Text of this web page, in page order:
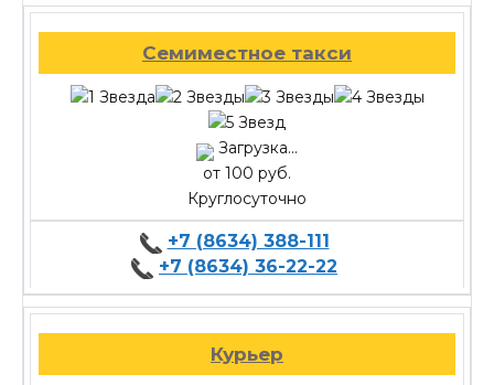
Семиместное такси
Загрузка...
от 100 руб.
Круглосуточно
+7 (8634) 388-111
+7 (8634) 36-22-22
Курьер